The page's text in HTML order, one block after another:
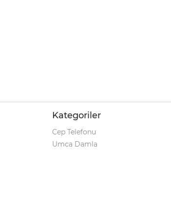
Kategoriler
Cep Telefonu
Umca Damla